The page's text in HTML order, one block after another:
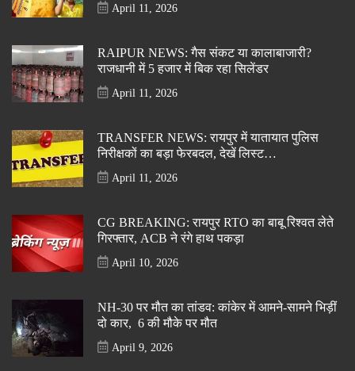
April 11, 2026
RAIPUR NEWS: गैस संकट या कालाबाजारी?
राजधानी में 5 हजार में बिक रहा सिलेंडर
April 11, 2026
TRANSFER NEWS: रायपुर में यातायात पुलिस
निरीक्षकों का बड़ा फेरबदल, देखें लिस्ट…
April 11, 2026
CG BREAKING: रायपुर RTO का बाबू रिश्वत लेते
गिरफ्तार, ACB ने रंगे हाथ पकड़ा
April 10, 2026
NH-30 पर मौत का तांडव: कांकेर में आमने-सामने भिड़ीं
दो कार, 6 की मौके पर मौत
April 9, 2026